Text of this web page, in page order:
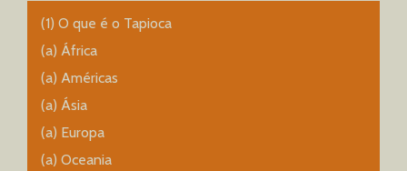
(1) O que é o Tapioca
(a) África
(a) Américas
(a) Ásia
(a) Europa
(a) Oceania